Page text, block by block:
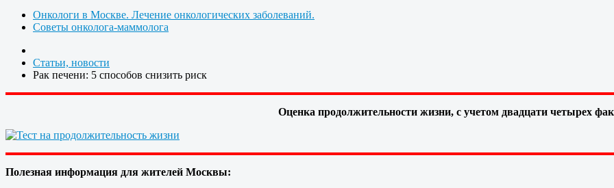
Онкологи в Москве. Лечение онкологических заболеваний.
Советы онколога-маммолога
Статьи, новости
Рак печени: 5 способов снизить риск
Оценка продолжительности жизни, с учетом двадцати четырех
Полезная информация для жителей Москвы: